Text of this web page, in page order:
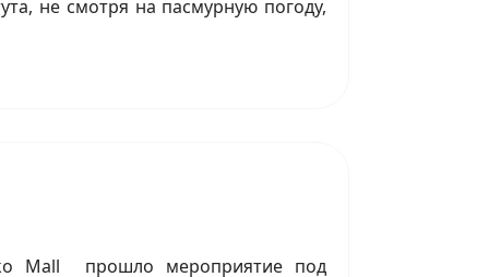
не смотря на пасмурную погоду,
Mall прошло мероприятие под